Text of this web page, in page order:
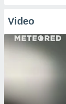
Video